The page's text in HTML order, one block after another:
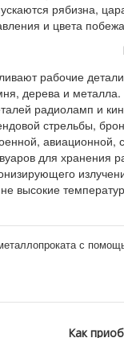
рябизна,
и цвета
рабочие
дерева и
радиоламп и
стрельбы,
авиационной,
для хранения
высокие
с
Как